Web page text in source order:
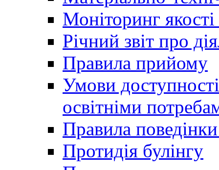
Моніторинг якості
Річний звіт про
Правила прийому
Умови
освітніми
Правила поведінки
Протидія булінгу